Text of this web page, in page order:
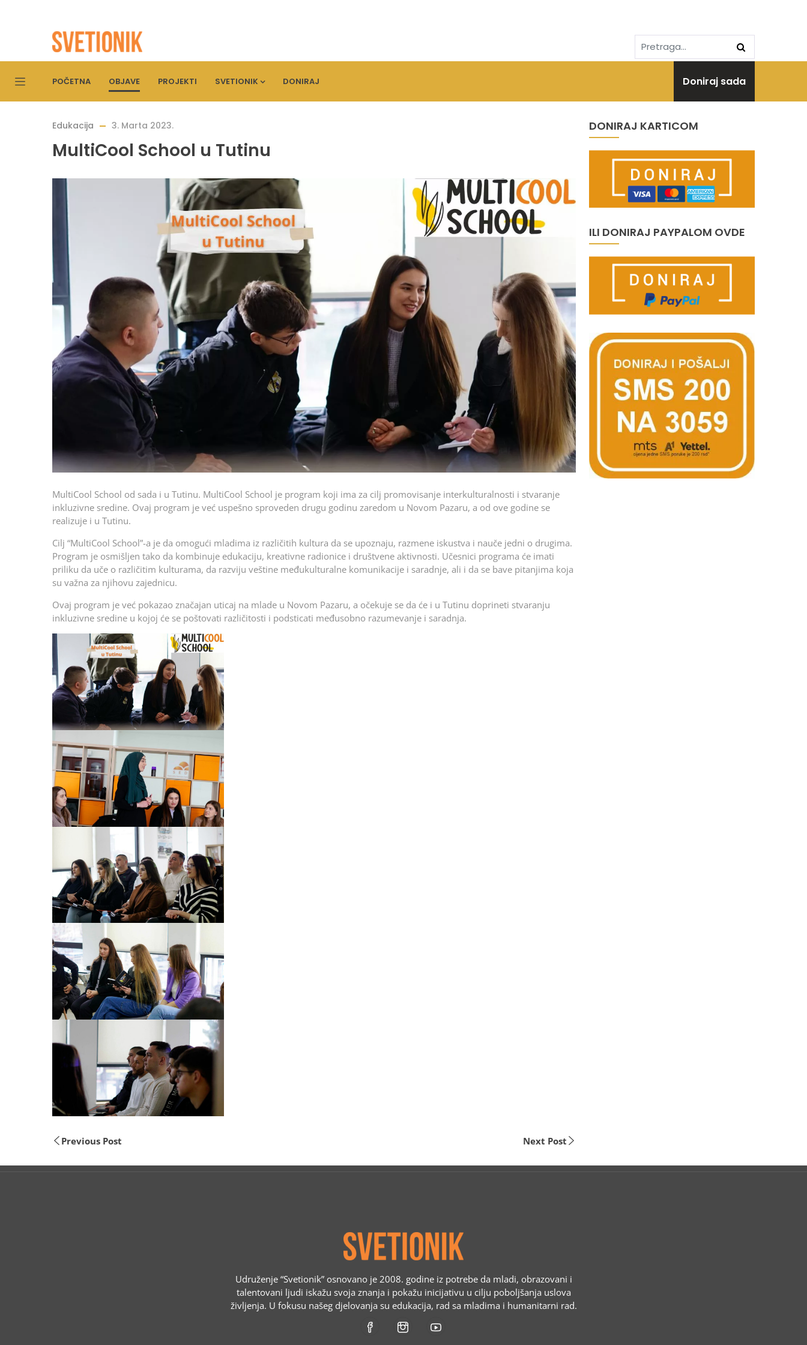
POČETNA OBJAVE PROJEKTI SVETIONIK DONIRAJ Doniraj sada
Edukacija 3. Marta 2023.
MultiCool School u Tutinu
MultiCool School od sada i u Tutinu. MultiCool School je program koji ima za cilj promovisanje interkulturalnosti i stvaranje
inkluzivne sredine. Ovaj program je već uspešno sproveden drugu godinu zaredom u Novom Pazaru, a od ove godine se
realizuje i u Tutinu.
Cilj “MultiCool School”-a je da omogući mladima iz različitih kultura da se upoznaju, razmene iskustva i nauče jedni o drugima.
Program je osmišljen tako da kombinuje edukaciju, kreativne radionice i društvene aktivnosti. Učesnici programa će imati
priliku da uče o različitim kulturama, da razviju veštine međukulturalne komunikacije i saradnje, ali i da se bave pitanjima koja
su važna za njihovu zajednicu.
Ovaj program je već pokazao značajan uticaj na mlade u Novom Pazaru, a očekuje se da će i u Tutinu doprineti stvaranju
inkluzivne sredine u kojoj će se poštovati različitosti i podsticati međusobno razumevanje i saradnja.
Previous Post Next Post
DONIRAJ KARTICOM
ILI DONIRAJ PAYPALOM OVDE
Udruženje “Svetionik” osnovano je 2008. godine iz potrebe da mladi, obrazovani i
talentovani ljudi iskažu svoja znanja i pokažu inicijativu u cilju poboljšanja uslova
življenja. U fokusu našeg djelovanja su edukacija, rad sa mladima i humanitarni rad.